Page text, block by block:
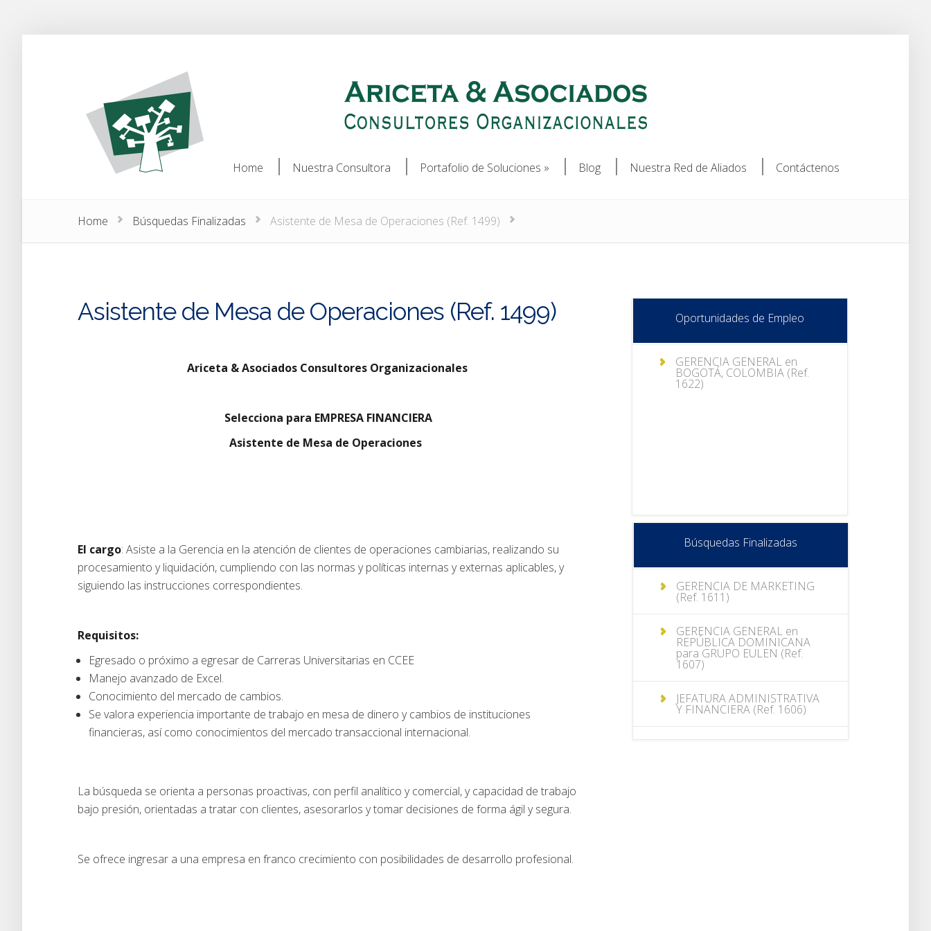
Home
Nuestra Consultora
Portafolio de Soluciones »
Blog
Nuestra Red de Aliados
Contáctenos
Home Búsquedas Finalizadas Asistente de Mesa de Operaciones (Ref. 1499)
Asistente de Mesa de Operaciones (Ref. 1499)
Ariceta & Asociados Consultores Organizacionales
Selecciona para EMPRESA FINANCIERA
Asistente de Mesa de Operaciones
El cargo: Asiste a la Gerencia en la atención de clientes de operaciones cambiarias, realizando su
procesamiento y liquidación, cumpliendo con las normas y políticas internas y externas aplicables, y
siguiendo las instrucciones correspondientes.
Requisitos:
Egresado o próximo a egresar de Carreras Universitarias en CCEE
Manejo avanzado de Excel.
Conocimiento del mercado de cambios.
Se valora experiencia importante de trabajo en mesa de dinero y cambios de instituciones
financieras, así como conocimientos del mercado transaccional internacional.
La búsqueda se orienta a personas proactivas, con perfil analítico y comercial, y capacidad de trabajo
bajo presión, orientadas a tratar con clientes, asesorarlos y tomar decisiones de forma ágil y segura.
Se ofrece ingresar a una empresa en franco crecimiento con posibilidades de desarrollo profesional.
Oportunidades de Empleo
GERENCIA GENERAL en
BOGOTÁ, COLOMBIA (Ref.
1622)
Búsquedas Finalizadas
GERENCIA DE MARKETING
(Ref. 1611)
GERENCIA GENERAL en
REPÚBLICA DOMINICANA
para GRUPO EULEN (Ref.
1607)
JEFATURA ADMINISTRATIVA
Y FINANCIERA (Ref. 1606)